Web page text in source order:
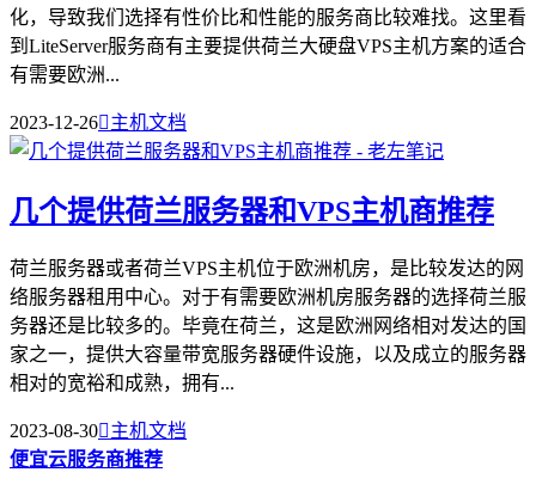
化，导致我们选择有性价比和性能的服务商比较难找。这里看
到LiteServer服务商有主要提供荷兰大硬盘VPS主机方案的适合
有需要欧洲...
2023-12-26主机文档
几个提供荷兰服务器和VPS主机商推荐
荷兰服务器或者荷兰VPS主机位于欧洲机房，是比较发达的网
络服务器租用中心。对于有需要欧洲机房服务器的选择荷兰服
务器还是比较多的。毕竟在荷兰，这是欧洲网络相对发达的国
家之一，提供大容量带宽服务器硬件设施，以及成立的服务器
相对的宽裕和成熟，拥有...
2023-08-30主机文档
便宜云服务商推荐